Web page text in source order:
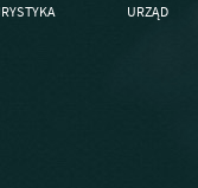
URZĄD